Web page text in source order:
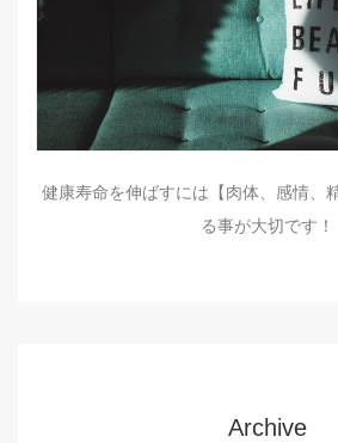
健康寿命を伸ばすには【肉体、感情、
る事が大切です！
Archive